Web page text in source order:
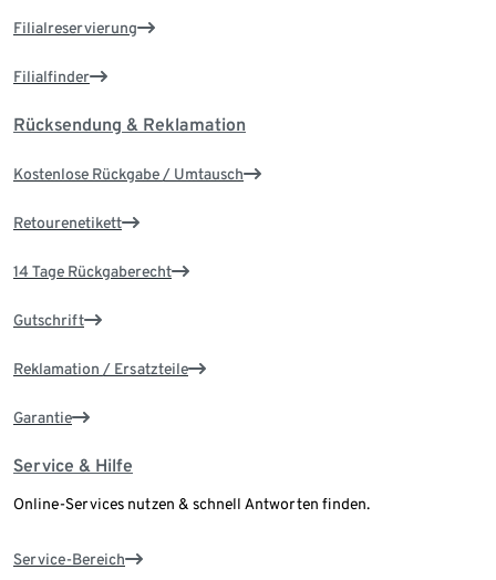
Filialreservierung
Filialfinder
Rücksendung & Reklamation
Kostenlose Rückgabe / Umtausch
Retourenetikett
14 Tage Rückgaberecht
Gutschrift
Reklamation / Ersatzteile
Garantie
Service & Hilfe
Online-Services nutzen & schnell Antworten finden.
Service-Bereich